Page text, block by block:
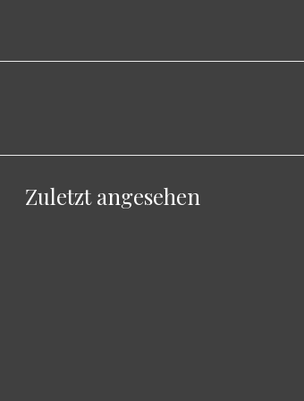
Zuletzt angesehen